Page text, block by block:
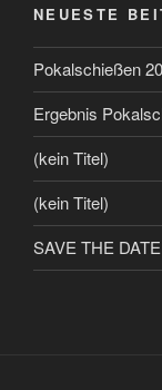
NEUESTE
Pokalschießen
Ergebnis
(kein Titel)
(kein Titel)
SAVE THE